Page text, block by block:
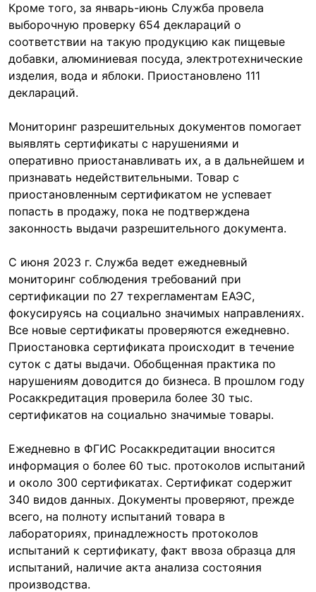
Кроме того, за январь-июнь Служба провела
выборочную проверку 654 деклараций о
соответствии на такую продукцию как пищевые
добавки, алюминиевая посуда, электротехнические
изделия, вода и яблоки. Приостановлено 111
деклараций.
Мониторинг разрешительных документов помогает
выявлять сертификаты с нарушениями и
оперативно приостанавливать их, а в дальнейшем и
признавать недействительными. Товар с
приостановленным сертификатом не успевает
попасть в продажу, пока не подтверждена
законность выдачи разрешительного документа.
С июня 2023 г. Служба ведет ежедневный
мониторинг соблюдения требований при
сертификации по 27 техрегламентам ЕАЭС,
фокусируясь на социально значимых направлениях.
Все новые сертификаты проверяются ежедневно.
Приостановка сертификата происходит в течение
суток с даты выдачи. Обобщенная практика по
нарушениям доводится до бизнеса. В прошлом году
Росаккредитация проверила более 30 тыс.
сертификатов на социально значимые товары.
Ежедневно в ФГИС Росаккредитации вносится
информация о более 60 тыс. протоколов испытаний
и около 300 сертификатах. Сертификат содержит
340 видов данных. Документы проверяют, прежде
всего, на полноту испытаний товара в
лабораториях, принадлежность протоколов
испытаний к сертификату, факт ввоза образца для
испытаний, наличие акта анализа состояния
производства.